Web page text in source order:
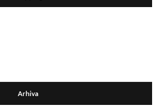
Arhiva